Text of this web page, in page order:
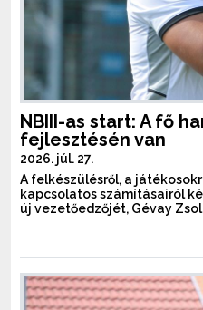
NBIII-as start: A fő
fejlesztésén van
2026. júl. 27.
A felkészülésről, a
kapcsolatos számításairól
új vezetőedzőjét, Gévay